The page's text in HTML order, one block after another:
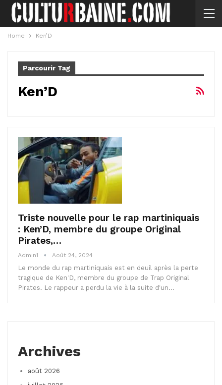
Home Ken’D
Parcourir Tag
Ken’D
Triste nouvelle pour le rap martiniquais
: Ken’D, membre du groupe Original
Pirates,…
Admin1 Août 24, 2024
Le monde du rap martiniquais est en deuil après la perte
tragique de Ken'D, membre du groupe de Trap Original
Pirates. Le rappeur a perdu la vie à la suite d'un…
Archives
août 2026